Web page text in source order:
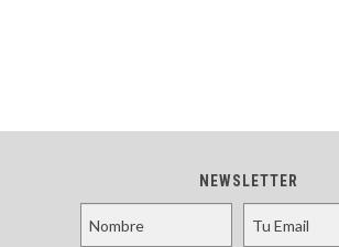
NEWSLETTER